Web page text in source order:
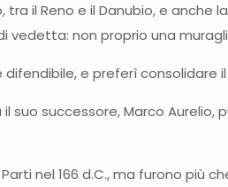
il Reno e il Danubio, e
non proprio una
e preferì consolidare
successore, Marco
nel 166 d.C., ma furono più